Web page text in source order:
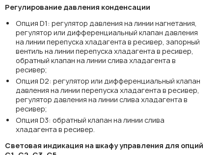
Регулирование давления конденсации
Опция D1: регулятор давления на линии нагнетания,
регулятор или дифференциальный клапан давления
на линии перепуска хладагента в ресивер, запорный
вентиль на линии перепуска хладагента в ресивер,
обратный клапан на линии слива хладагента в
ресивер;
Опция D2: регулятор или дифференциальный клапан
давления на линии перепуска хладагента в ресивер,
регулятор давления на линии слива хладагента в
ресивер;
Опция D3: обратный клапан на линии слива
хладагента в ресивер.
Световая индикация на шкафу управления для опций